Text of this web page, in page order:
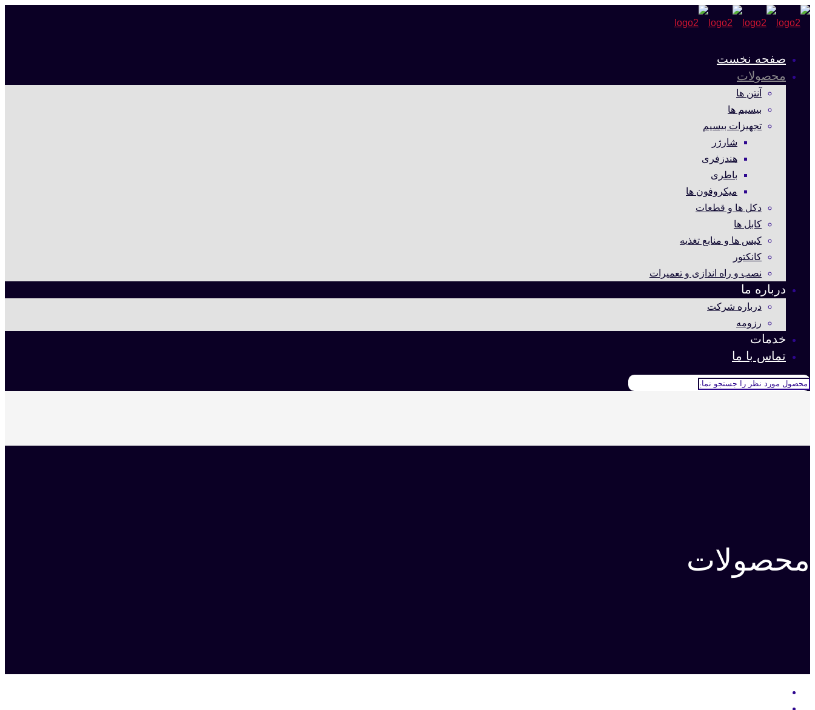
صفحه نخست
محصولات
آنتن ها
بیسیم ها
تجهیزات بیسیم
شارژر
هندزفری
باطری
میکروفون ها
دکل ها و قطعات
کابل ها
کیس ها و منابع تغذیه
کانکتور
نصب و راه اندازی و تعمیرات
درباره ما
درباره شرکت
رزومه
خدمات
تماس با ما
محصولات